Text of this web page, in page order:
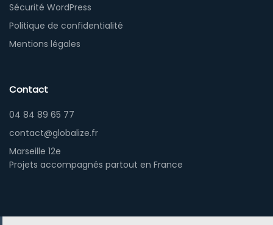
Sécurité WordPress
Politique de confidentialité
Mentions légales
Contact
04 84 89 65 77
contact@globalize.fr
Marseille 12e
Projets accompagnés partout en France